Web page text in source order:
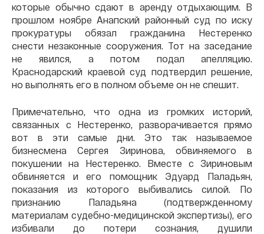
которые обычно сдают в аренду отдыхающим. В
прошлом ноябре Анапский районный суд по иску
прокуратуры обязал гражданина Нестеренко
снести незаконные сооружения. Тот на заседание
не явился, а потом подал апелляцию.
Краснодарский краевой суд подтвердил решение,
но выполнять его в полном объеме он не спешит.
Примечательно, что одна из громких историй,
связанных с Нестеренко, разворачивается прямо
вот в эти самые дни. Это так называемое
бизнесмена Сергея Зиринова, обвиняемого в
покушении на Нестеренко. Вместе с Зириновым
обвиняется и его помощник Эдуард Паладьян,
показания из которого выбивались силой. По
признанию Паладьяна (подтвержденному
материалам судебно-медицинской экспертизы), его
избивали до потери сознания, душили